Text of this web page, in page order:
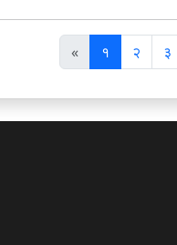
«पि
छ
ला
१ २ ३